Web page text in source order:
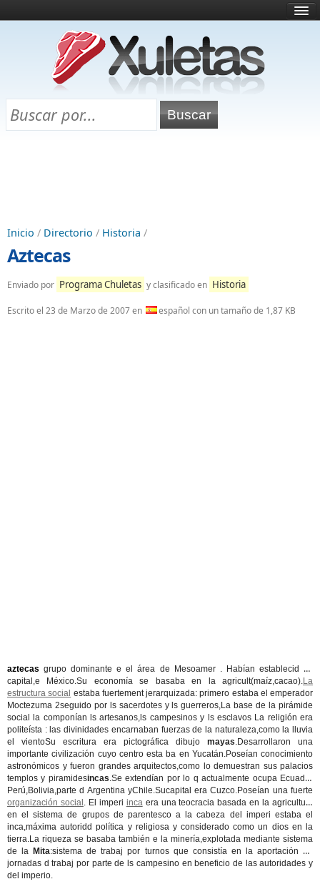
¿Qué es esto?
Directorio
Chuletas para exámenes
Inicio / Directorio / Historia /
Aztecas
Enviado por Programa Chuletas y clasificado en Historia
Escrito el 23 de Marzo de 2007en español con un tamaño de 1,87 KB
aztecasgrupo dominante e el área de Mesoamer . Habían establecid su
capital,e México.Su economía se basaba en la agricult(maíz,cacao).La
estructura social estaba fuertement jerarquizada: primero estaba el emperador
Moctezuma 2seguido por ls sacerdotes y ls guerreros,La base de la pirámide
social la componían ls artesanos,ls campesinos y ls esclavos La religión era
politeísta : las divinidades encarnaban fuerzas de la naturaleza,como la lluvia
el vientoSu escritura era pictográfica dibujo mayas.Desarrollaron una
importante civilización cuyo centro esta ba en Yucatán.Poseían conocimiento
astronómicos y fueron grandes arquitectos,como lo demuestran sus palacios
templos y piramidesincas.Se extendían por lo q actualmente ocupa Ecuador
Perú,Bolivia,parte d Argentina yChile.Sucapital era Cuzco.Poseían una fuerte
organización social . El imperi incaera una teocracia basada en la agricultu y
en el sistema de grupos de parentesco a la cabeza del imperi estaba el
inca,máxima autoridd política y religiosa y considerado como un dios en la
tierra.La riqueza se basaba también e la minería,explotada mediante sistema
de la Mita:sistema de trabaj por turnos que consistía en la aportación de
jornadas d trabaj por parte de ls campesino en beneficio de las autoridades y
del imperio.